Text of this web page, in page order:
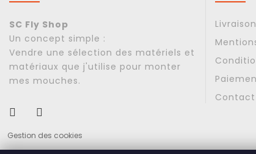
SC Fly Shop
Un concept simple :
Vendre une sélection des matériels et
matériaux que j'utilise pour monter
mes mouches.
Facebook
Contact
Gestion des cookies